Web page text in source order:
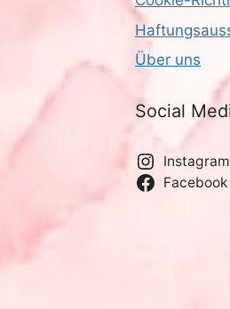
Über uns
Social
Instagram
Facebook